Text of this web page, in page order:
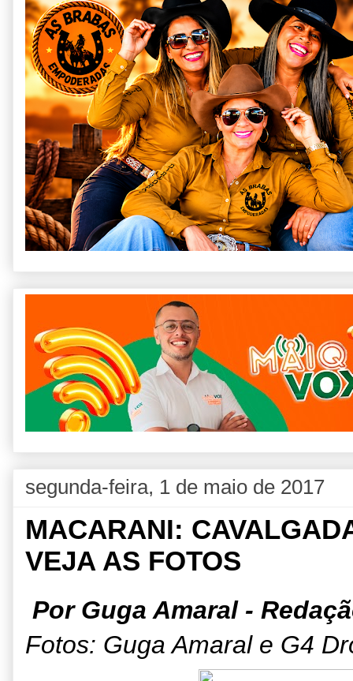
segunda-feira, 1 de maio de 2017
MACARANI:
VEJA AS FOTOS
Por Guga Amaral -
Fotos: Guga Amaral e G4